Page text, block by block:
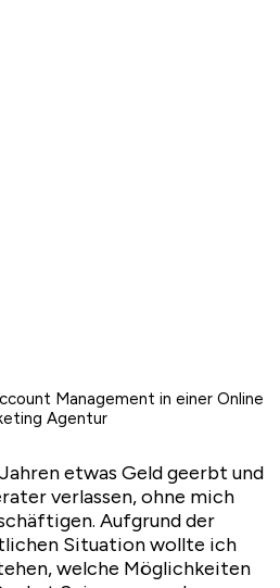
Management in einer Online
Agentur
etwas Geld geerbt und
verlassen, ohne mich
Aufgrund der
Situation wollte ich
welche Möglichkeiten